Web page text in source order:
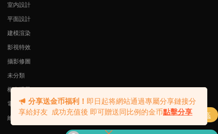
室内設計
平面設計
建模渲染
影視特效
攝影修圖
未分類
概念場景
電商設計
繪畫插畫
分享送金币福利！ 即日起将網站通過專屬分享鏈接分
享給好友 成功充值後 即可贈送同比例的金币點擊分享
購買
了
Radio電波Blender零基礎動态海報課（高
清畫質帶素材）